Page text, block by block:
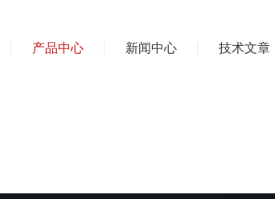
产品中心 新闻中心 技术文章